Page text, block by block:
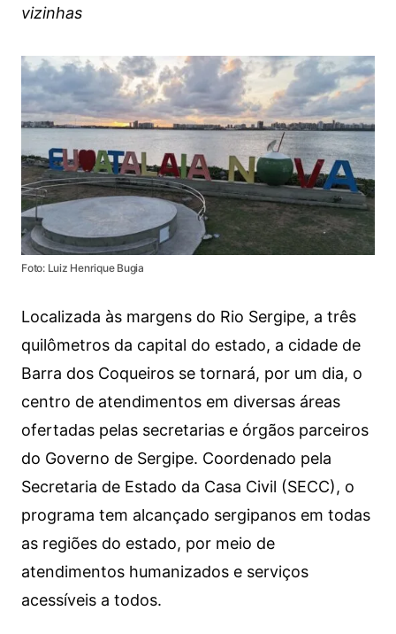
vizinhas
Foto: Luiz Henrique Bugia
Localizada às margens do Rio Sergipe, a três
quilômetros da capital do estado, a cidade de
Barra dos Coqueiros se tornará, por um dia, o
centro de atendimentos em diversas áreas
ofertadas pelas secretarias e órgãos parceiros
do Governo de Sergipe. Coordenado pela
Secretaria de Estado da Casa Civil (SECC), o
programa tem alcançado sergipanos em todas
as regiões do estado, por meio de
atendimentos humanizados e serviços
acessíveis a todos.